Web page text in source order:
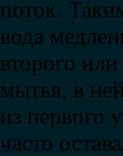
поток.
вода
второго или
мытья, в
из первого
часто